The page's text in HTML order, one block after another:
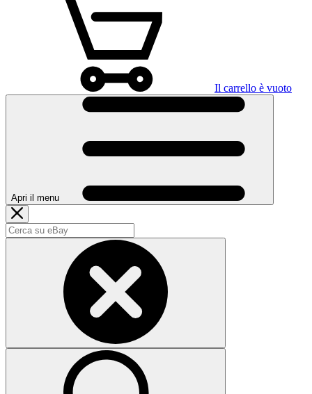
Il carrello è vuoto
Apri il menu